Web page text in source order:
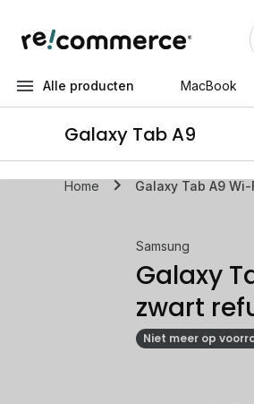
Alle producten MacBook
Galaxy Tab A9
Home Galaxy Tab A9
Samsung
Galaxy
zwart
Niet meer op